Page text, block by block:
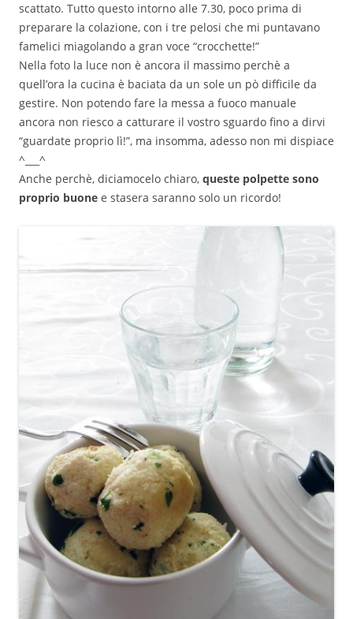
scattato. Tutto questo intorno alle 7.30, poco prima di
preparare la colazione, con i tre pelosi che mi puntavano
famelici miagolando a gran voce “crocchette!”
Nella foto la luce non è ancora il massimo perchè a
quell’ora la cucina è baciata da un sole un pò difficile da
gestire. Non potendo fare la messa a fuoco manuale
ancora non riesco a catturare il vostro sguardo fino a dirvi
“guardate proprio lì!”, ma insomma, adesso non mi dispiace
^___^
Anche perchè, diciamocelo chiaro, queste polpette sono
proprio buone e stasera saranno solo un ricordo!